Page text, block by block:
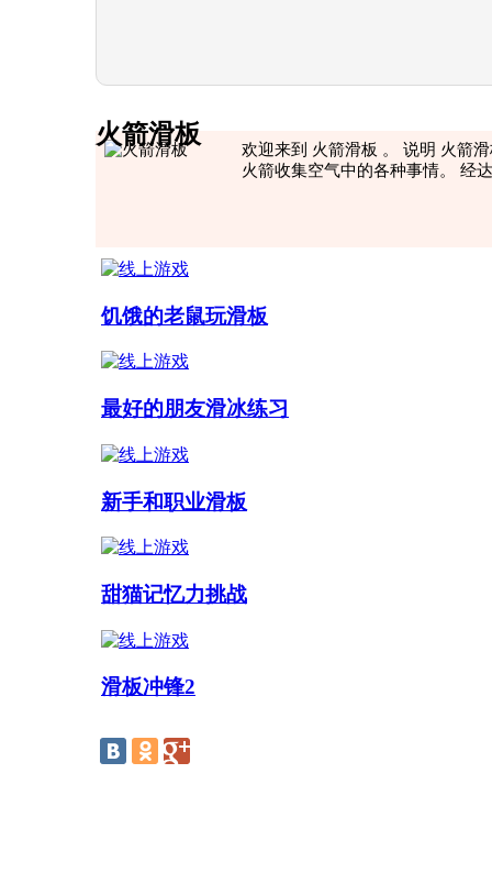
火箭滑板
欢迎来到 火箭滑板 。 说明 火箭
火箭收集空气中的各种事情。 经
饥饿的老鼠玩滑板
最好的朋友滑冰练习
新手和职业滑板
甜猫记忆力挑战
滑板冲锋2